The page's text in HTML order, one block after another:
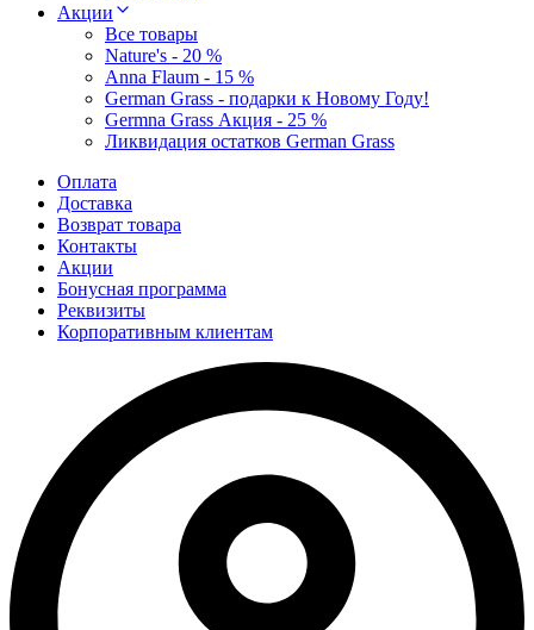
Акции
Все товары
Nature's - 20 %
Anna Flaum - 15 %
German Grass - подарки к Новому Году!
Germna Grass Акция - 25 %
Ликвидация остатков German Grass
Оплата
Доставка
Возврат товара
Контакты
Акции
Бонусная программа
Реквизиты
Корпоративным клиентам